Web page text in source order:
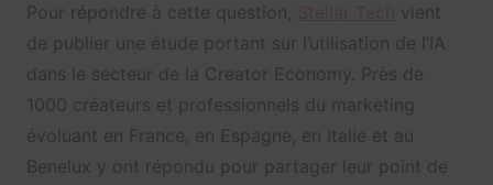
Pour répondre à cette question,
vient
de publier une étude portant sur l’utilisation de l’IA
dans le secteur de la Creator Economy. Près de
1000 créateurs et professionnels du marketing
évoluant en France, en Espagne, en Italie et au
Benelux y ont répondu pour partager leur point de